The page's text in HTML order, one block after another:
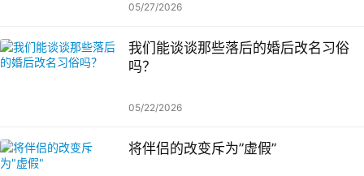
05/27/2026
我们能谈谈那些落后的婚后改名习俗
吗？
05/22/2026
将伴侣的改变斥为”虚假”